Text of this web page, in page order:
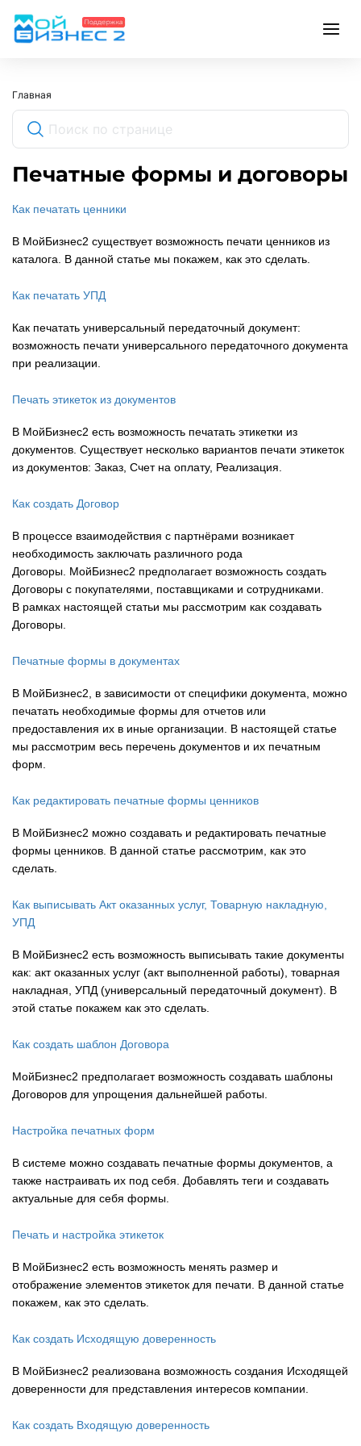
Главная
Печатные формы и договоры
Как печатать ценники
В МойБизнес2 существует возможность печати ценников из
каталога. В данной статье мы покажем, как это сделать.
Как печатать УПД
Как печатать универсальный передаточный документ:
возможность печати универсального передаточного документа
при реализации.
Печать этикеток из документов
В МойБизнес2 есть возможность печатать этикетки из
документов. Существует несколько вариантов печати этикеток
из документов: Заказ, Счет на оплату, Реализация.
Как создать Договор
В процессе взаимодействия с партнёрами возникает
необходимость заключать различного рода
Договоры. МойБизнес2 предполагает возможность создать
Договоры с покупателями, поставщиками и сотрудниками.
В рамках настоящей статьи мы рассмотрим как создавать
Договоры.
Печатные формы в документах
В МойБизнес2, в зависимости от специфики документа, можно
печатать необходимые формы для отчетов или
предоставления их в иные организации. В настоящей статье
мы рассмотрим весь перечень документов и их печатным
форм.
Как редактировать печатные формы ценников
В МойБизнес2 можно создавать и редактировать печатные
формы ценников. В данной статье рассмотрим, как это
сделать.
Как выписывать Акт оказанных услуг, Товарную накладную,
УПД
В МойБизнес2 есть возможность выписывать такие документы
как: акт оказанных услуг (акт выполненной работы), товарная
накладная, УПД (универсальный передаточный документ). В
этой статье покажем как это сделать.
Как создать шаблон Договора
МойБизнес2 предполагает возможность создавать шаблоны
Договоров для упрощения дальнейшей работы.
Настройка печатных форм
В системе можно создавать печатные формы документов, а
также настраивать их под себя. Добавлять теги и создавать
актуальные для себя формы.
Печать и настройка этикеток
В МойБизнес2 есть возможность менять размер и
отображение элементов этикеток для печати. В данной статье
покажем, как это сделать.
Как создать Исходящую доверенность
В МойБизнес2 реализована возможность создания Исходящей
доверенности для представления интересов компании.
Как создать Входящую доверенность